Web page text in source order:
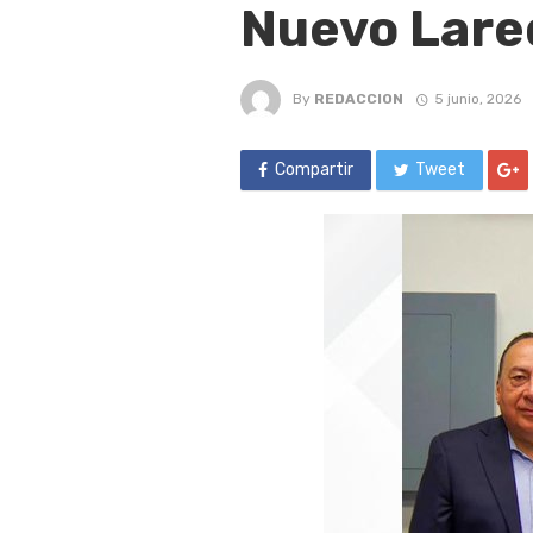
Nuevo
By REDACCION 5 junio, 2026
Compartir Tweet